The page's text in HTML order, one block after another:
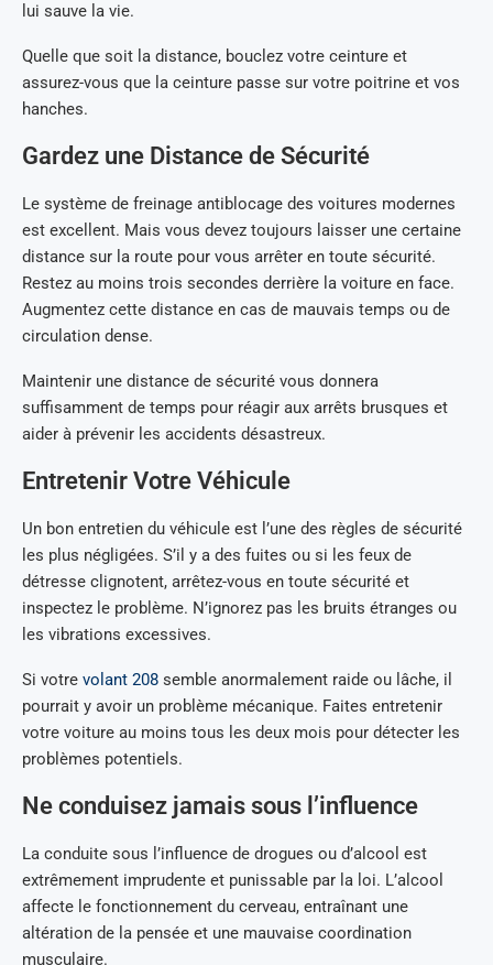
lui sauve la vie.
Quelle que soit la distance, bouclez votre ceinture et
assurez-vous que la ceinture passe sur votre poitrine et vos
hanches.
Gardez une Distance de Sécurité
Le système de freinage antiblocage des voitures modernes
est excellent. Mais vous devez toujours laisser une certaine
distance sur la route pour vous arrêter en toute sécurité.
Restez au moins trois secondes derrière la voiture en face.
Augmentez cette distance en cas de mauvais temps ou de
circulation dense.
Maintenir une distance de sécurité vous donnera
suffisamment de temps pour réagir aux arrêts brusques et
aider à prévenir les accidents désastreux.
Entretenir Votre Véhicule
Un bon entretien du véhicule est l’une des règles de sécurité
les plus négligées. S’il y a des fuites ou si les feux de
détresse clignotent, arrêtez-vous en toute sécurité et
inspectez le problème. N’ignorez pas les bruits étranges ou
les vibrations excessives.
Si votre volant 208 semble anormalement raide ou lâche, il
pourrait y avoir un problème mécanique. Faites entretenir
votre voiture au moins tous les deux mois pour détecter les
problèmes potentiels.
Ne conduisez jamais sous l’influence
La conduite sous l’influence de drogues ou d’alcool est
extrêmement imprudente et punissable par la loi. L’alcool
affecte le fonctionnement du cerveau, entraînant une
altération de la pensée et une mauvaise coordination
musculaire.